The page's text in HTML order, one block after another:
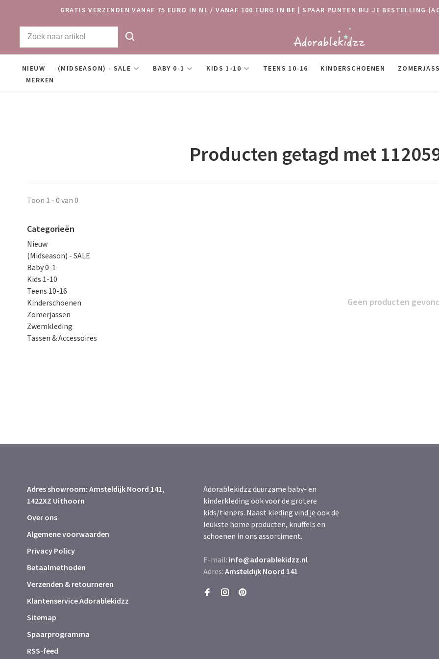
GRATIS VERZENDEN VANAF 75 EURO IN NL / VANAF 100 EURO IN BE | SPAAR PUNTEN BIJ JE BESTELLING
NIEUW (MIDSEASON) - SALE BABY 0-1 KIDS 1-10 TEENS 10-16 KINDERSCHOENEN
MERKEN
Producten getagd met
Toon 1 - 0 van 0
Categorieën
Nieuw
(Midseason) - SALE
Baby 0-1
Kids 1-10
Teens 10-16
Kinderschoenen
Zomerjassen
Zwemkleding
Tassen & Accessoires
Geen producten
Adres showroom: Amsteldijk Noord 141,
1422XZ Uithoorn
Over ons
Algemene voorwaarden
Privacy Policy
Betaalmethoden
Verzenden & retourneren
Klantenservice Adorablekidzz
Sitemap
Spaarprogramma
RSS-feed
Adorablekidzz duurzame baby- en
kinderkleding ook voor de grotere
kids/tieners. Naast kleding vind je ook de
leukste home producten, knuffels en
schoenen in ons assortiment.
E-mail: info@adorablekidzz.nl
Adres: Amsteldijk Noord 141